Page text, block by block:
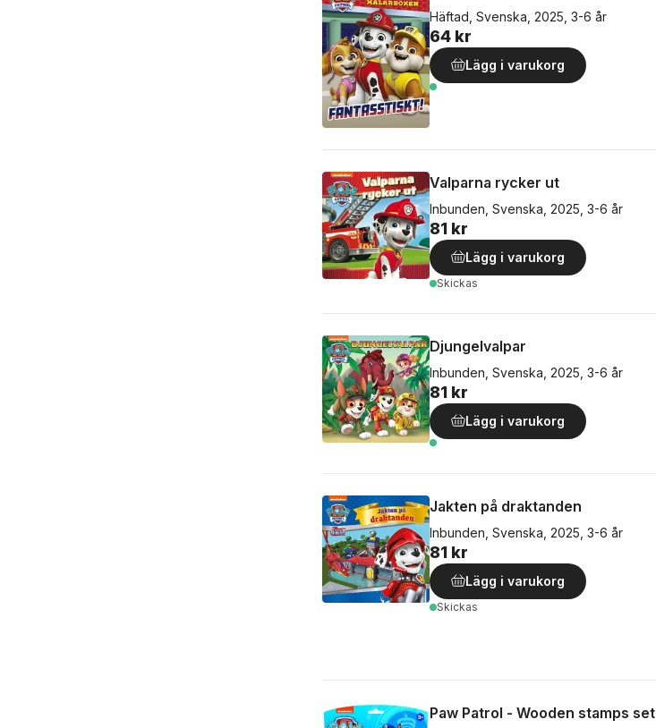
Häftad, Svenska, 2025, 3-6 år
64 kr
Lägg i varukorg
Valparna rycker ut
Inbunden, Svenska, 2025, 3-6 år
81 kr
Lägg i varukorg
Skickas
Djungelvalpar
Inbunden, Svenska, 2025, 3-6 år
81 kr
Lägg i varukorg
Jakten på draktanden
Inbunden, Svenska, 2025, 3-6 år
81 kr
Lägg i varukorg
Skickas
Paw Patrol - Wooden stamps set